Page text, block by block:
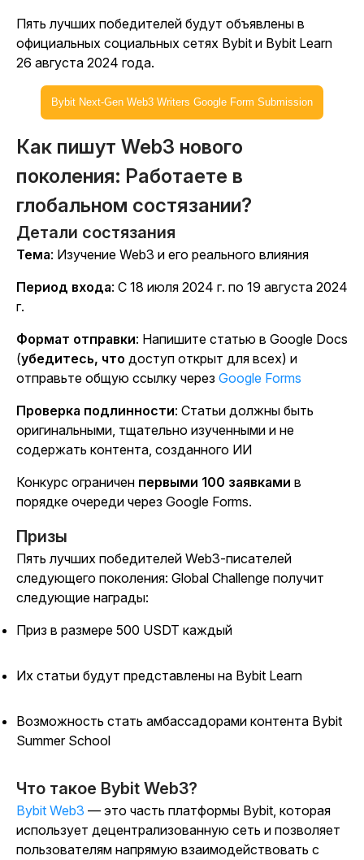
Пять лучших победителей будут объявлены в
официальных социальных сетях Bybit и Bybit Learn
26 августа 2024 года.
Bybit Next-Gen Web3 Writers Google Form Submission
Как пишут Web3 нового
поколения: Работаете в
глобальном состязании?
Детали состязания
Тема: Изучение Web3 и его реального влияния
Период входа: С 18 июля 2024 г. по 19 августа 2024
г.
Формат отправки: Напишите статью в Google Docs
(убедитесь, что доступ открыт для всех) и
отправьте общую ссылку через Google Forms
Проверка подлинности: Статьи должны быть
оригинальными, тщательно изученными и не
содержать контента, созданного ИИ
Конкурс ограничен первыми 100 заявками в
порядке очереди через Google Forms.
Призы
Пять лучших победителей Web3-писателей
следующего поколения: Global Challenge получит
следующие награды:
Приз в размере 500 USDT каждый
Их статьи будут представлены на Bybit Learn
Возможность стать амбассадорами контента Bybit
Summer School
Что такое Bybit Web3?
Bybit Web3 — это часть платформы Bybit, которая
использует децентрализованную сеть и позволяет
пользователям напрямую взаимодействовать с